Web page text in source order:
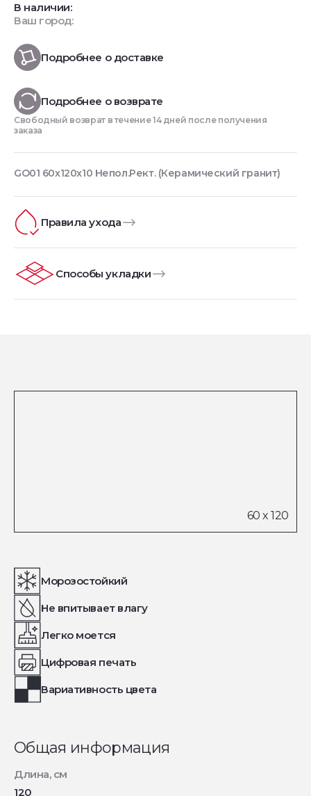
В наличии:
Ваш город:
Подробнее о доставке
Подробнее о возврате
Свободный возврат в течение 14 дней после получения
заказа
GO01 60x120x10 Непол.Рект. (Керамический гранит)
Правила ухода
Способы укладки
Морозостойкий
Не впитывает влагу
Легко моется
Цифровая печать
Вариативность цвета
Общая информация
Длина, см
120